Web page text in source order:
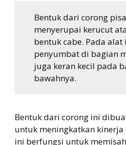
Bentuk dari corong
menyerupai kerucut
bentuk cabe. Pada
penyumbat di bagian
juga keran kecil pada
bawahnya.
Bentuk dari corong ini
untuk meningkatkan
ini berfungsi untuk